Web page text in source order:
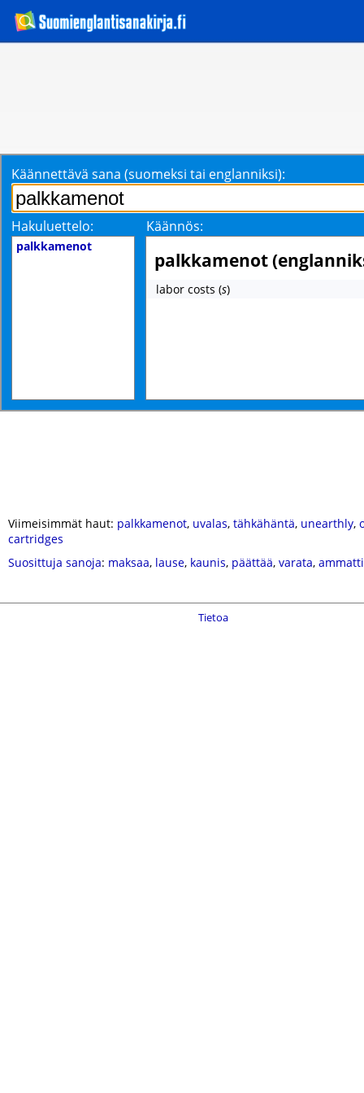
Käännettävä sana (suomeksi tai englanniksi):
Hakuluettelo: Käännös:
palkkamenot
palkkamenot
labor costs (s)
Viimeisimmät haut: palkkamenot, uvalas, tähkähäntä, unearthly,
cartridges
Suosittuja sanoja: maksaa, lause, kaunis, päättää, varata, ammatti
Tietoa